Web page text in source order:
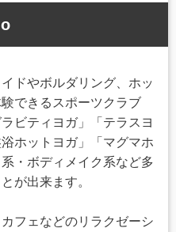
ドやボルダリング、ホッ
できるスポーツクラブ
ビティヨガ」「テラスヨ
ホットヨガ」「マグマホ
・ボディメイク系など多
が出来ます。
フェなどのリラクゼーシ